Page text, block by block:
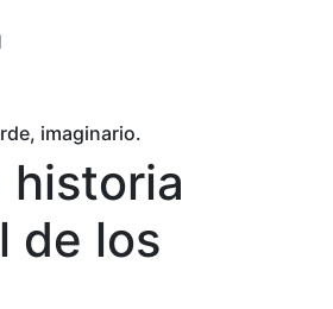
imaginario.
historia
de los